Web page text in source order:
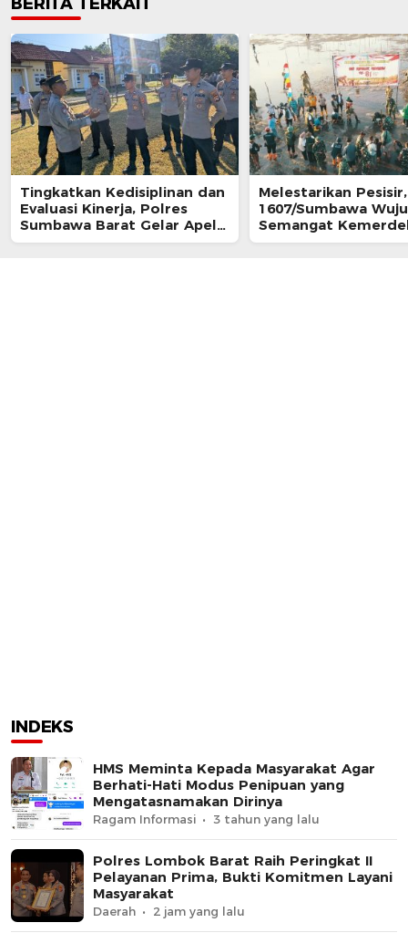
Tingkatkan Kedisiplinan dan
Evaluasi Kinerja, Polres
Sumbawa Barat Gelar Apel
Fungsi
‎Melestarikan
1607/Sumbawa
Semangat
Lewat Aksi Nyata
INDEKS
HMS Meminta Kepada Masyarakat Agar
Berhati-Hati Modus Penipuan yang
Mengatasnamakan Dirinya
Ragam Informasi 3 tahun yang lalu
Polres Lombok Barat Raih Peringkat II
Pelayanan Prima, Bukti Komitmen Layani
Masyarakat
Daerah 2 jam yang lalu